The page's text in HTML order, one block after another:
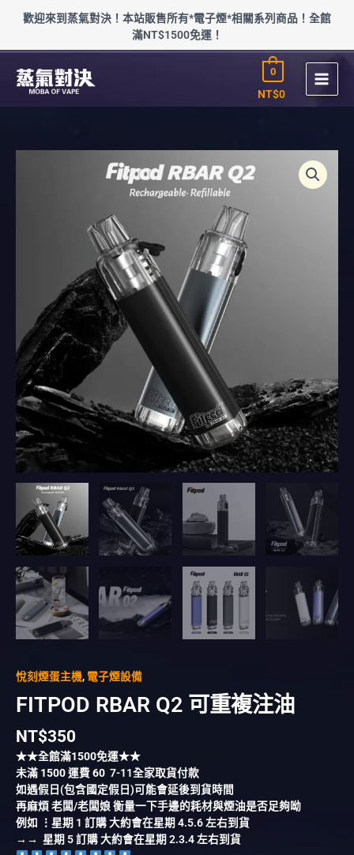
要
歡迎來到蒸氣對決！本站販售所有*電子煙*相關系列商品！全館
滿NT$1500免運！
NT$0
0
悅刻煙蛋主機, 電子煙設備
FITPOD RBAR Q2 可重複注油
NT$350
★★全館滿1500免運★★
未滿 1500運費60 7-11全家取貨付款
如遇假日(包含國定假日)可能會延後到貨時間
再麻煩 老闆/老闆娘 衡量一下手邊的耗材與煙油是否足夠呦
例如 ⋮星期 1 訂購 大約會在星期 4.5.6 左右到貨
→→ 星期 5 訂購 大約會在星期 2.3.4 左右到貨